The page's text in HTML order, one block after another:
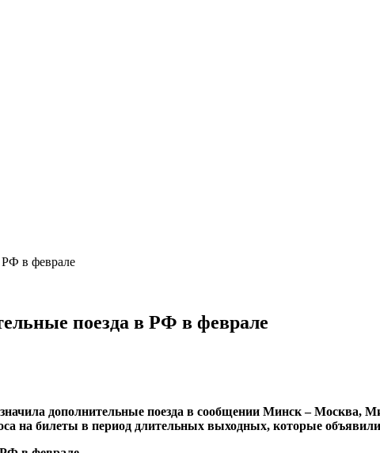
в феврале
поезда в РФ в феврале
дополнительные поезда в сообщении Минск – Москва,
на билеты в период длительных выходных, которые